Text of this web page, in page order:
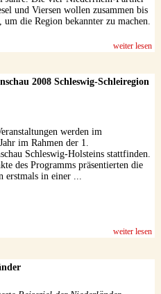
und Viersen wollen zusammen bis
die Region bekannter zu machen.
weiter lesen
2008 Schleswig-Schleiregion
werden im
im Rahmen der 1.
Schleswig-Holsteins stattfinden.
des Programms präsentierten die
erstmals in einer ...
weiter lesen